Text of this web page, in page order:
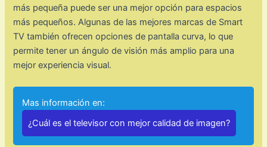
más pequeña puede ser una mejor opción para espacios
más pequeños. Algunas de las mejores marcas de Smart
TV también ofrecen opciones de pantalla curva, lo que
permite tener un ángulo de visión más amplio para una
mejor experiencia visual.
Mas información en:
¿Cuál es el televisor con mejor calidad de imagen?